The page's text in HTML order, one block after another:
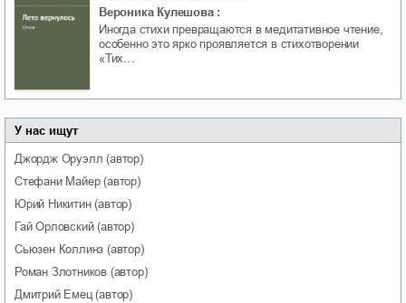
Вероника Кулешова :
Иногда стихи превращаются в медитативное чтение,
особенно это ярко проявляется в стихотворении
«Тих…
У нас ищут
Джордж Оруэлл (автор)
Стефани Майер(автор)
Юрий Никитин(автор)
Гай Орловский(автор)
Сьюзен Коллинз (автор)
Роман Злотников (автор)
Дмитрий Емец(автор)